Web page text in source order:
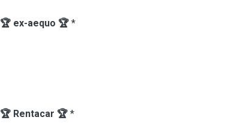
🏆 ex-aequo 🏆 *
🏆 Rentacar 🏆 *